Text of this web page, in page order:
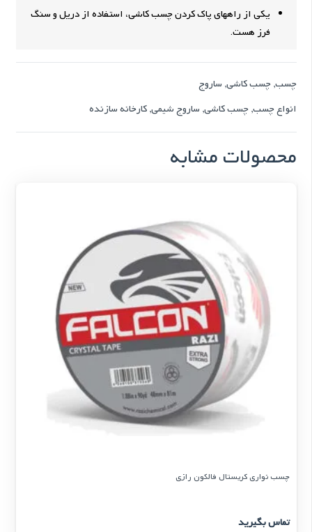
یکی از راههای پاک کردن چسب کاشی، استفاده از دریل و سنگ
فرز هست.
چسب,چسب کاشی, ساروج
انواع چسب,چسب کاشی, ساروج شیمی,کارخانه سازنده
محصولات مشابه
چسب نواری کریستال فالکون رازی
تماس بگیرید